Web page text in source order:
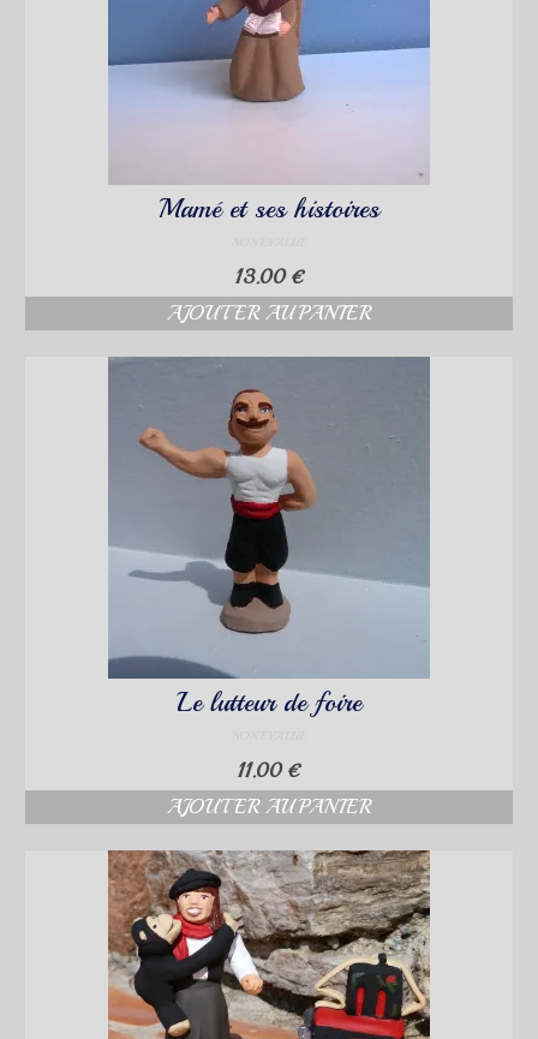
Mamé et ses histoires
13.00 €
AJOUTER AU PANIER
Le lutteur de foire
11.00 €
AJOUTER AU PANIER